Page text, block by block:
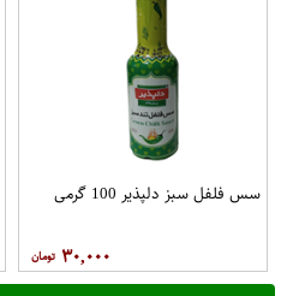
سس فلفل سبز دلپذیر 100 گرمی
۳۰,۰۰۰